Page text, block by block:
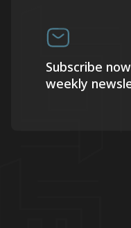
Subscribe
weekly